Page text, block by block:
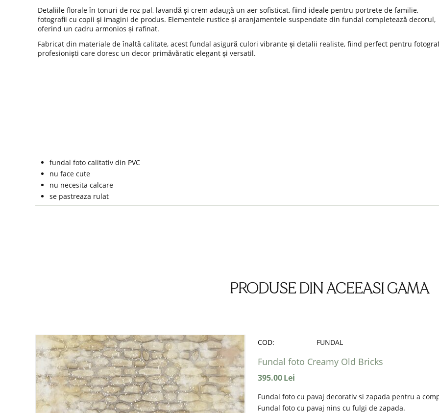
Detaliile florale în tonuri de roz pal, lavandă și crem adaugă un aer sofisticat, fiind ideale pentru portrete de familie,
fotografii cu copii și imagini de produs. Elementele rustice și aranjamentele suspendate din fundal completează decorul,
oferind un cadru armonios și rafinat.
Fabricat din materiale de înaltă calitate, acest fundal asigură culori vibrante și detalii realiste, fiind perfect pentru
profesioniști care doresc un decor primăvăratic elegant și versatil.
fundal foto calitativ din PVC
nu face cute
nu necesita calcare
se pastreaza rulat
PRODUSE DIN ACEEASI GAMA
COD: FUNDAL
Fundal foto Creamy Old Bricks
395.00Lei
Fundal foto cu pavaj decorativ si zapada pentru a
Fundal foto cu pavaj nins cu fulgi de zapada.